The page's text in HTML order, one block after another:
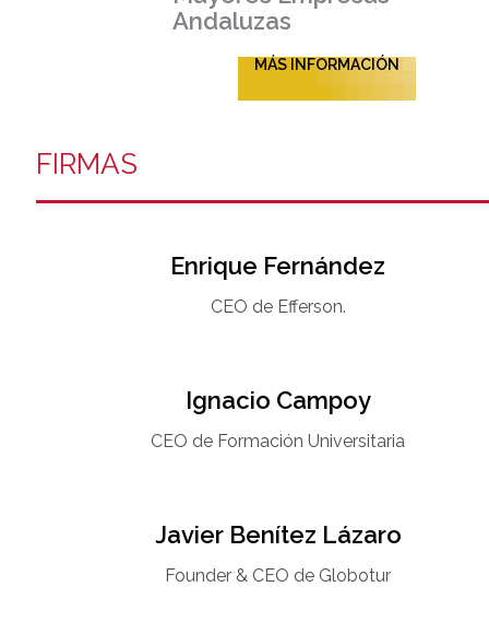
Andaluzas
MÁS INFORMACIÓN
FIRMAS
Enrique Fernández
CEO de Efferson.
Ignacio Campoy​
CEO de Formación Universitaria​
Javier Benítez Lázaro
Founder & CEO de Globotur​